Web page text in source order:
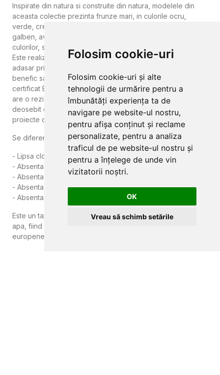
Folosim cookie-uri
Folosim cookie-uri și alte
tehnologii de urmărire pentru a
îmbunătăți experiența ta de
navigare pe website-ul nostru,
pentru afișa conținut și reclame
personalizate, pentru a analiza
traficul de pe website-ul nostru și
pentru a înțelege de unde vin
vizitatorii noștri.
OK
Vreau să schimb setările
Inspirate din natura si construite din natura, modelele din
aceasta colectie prezinta frunze mari, in culorile ocru,
verde, crem sau albastru robust, accentuate de nuante de
galben, avand la baza principiul sustenabilitatii in realizarea
culorilor, suporturilor si a modalitatilor de procesare utilizate.
Este realizat pe suport de celuloza, fara continut PVC,
adasar prin montarea lui veti construi un mediu ecologic
benefic sanatatii. Are o mare rezistenta la abraziune, este
certificat BS1-D0 in ceea ce priveste clasa de ignifugare si
are o rezistenta mecanica la rupere. Prin urmare, este
deosebit de potrivit pentru aplicarea in medii publice,
proiecte contractuale si pentru uz rezidential.
Se diferentiaza prin:
- Lipsa clorurii de polivinil
- Absenta ftalatilor
- Absenta azodicarbonamidelor
- Absenta materialului organic
- Absenta metalelor grele
Este un tapet cu modele imprimate cu cerneluri pe baza de
apa, fiind realizat in conformitate cu reglementarile
europene privind emisiile in interior.